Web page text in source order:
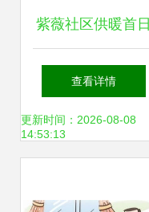
紫薇社区供暖首日
暖意阵阵，关怀满
满
查看详情
更新时间：2026-08-08
14:53:13